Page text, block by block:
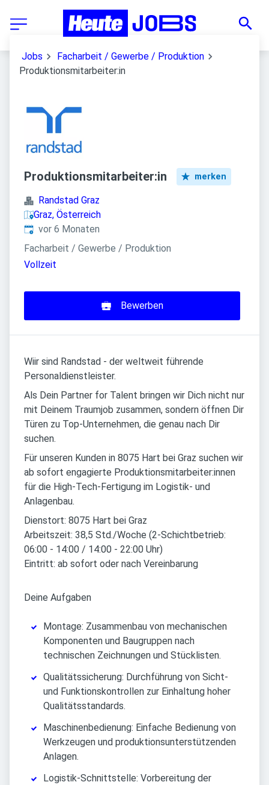
Jobs
Facharbeit / Gewerbe / Produktion
Produktionsmitarbeiter:in
Produktionsmitarbeiter:in merken
Randstad Graz
Graz, Österreich
Veröffentlicht:
vor 6 Monaten
Facharbeit / Gewerbe / Produktion
Vollzeit
Bewerben
Wiir sind Randstad - der weltweit führende
Personaldienstleister.
Als Dein Partner for Talent bringen wir Dich nicht nur
mit Deinem Traumjob zusammen, sondern öffnen Dir
Türen zu Top-Unternehmen, die genau nach Dir
suchen.
Für unseren Kunden in 8075 Hart bei Graz suchen wir
ab sofort engagierte Produktionsmitarbeiter:innen
für die High-Tech-Fertigung im Logistik- und
Anlagenbau.
Dienstort: 8075 Hart bei Graz
Arbeitszeit: 38,5 Std./Woche (2-Schichtbetrieb:
06:00 - 14:00 / 14:00 - 22:00 Uhr)
Eintritt: ab sofort oder nach Vereinbarung
Deine Aufgaben
Montage: Zusammenbau von mechanischen
Komponenten und Baugruppen nach
technischen Zeichnungen und Stücklisten.
Qualitätssicherung: Durchführung von Sicht-
und Funktionskontrollen zur Einhaltung hoher
Qualitätsstandards.
Maschinenbedienung: Einfache Bedienung von
Werkzeugen und produktionsunterstützenden
Anlagen.
Logistik-Schnittstelle: Vorbereitung der